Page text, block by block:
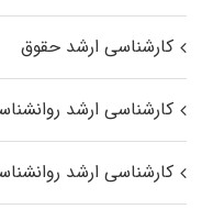
کارشناسی ارشد حقوق
کارشناسی ارشد
کارشناسی ارشد